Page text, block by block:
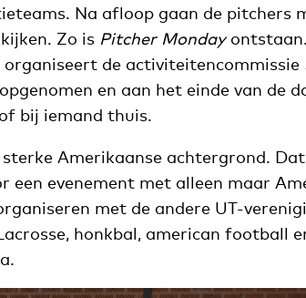
Na afloop gaan de pitchers
Zo is Pitcher Monday
de activiteitencommissie
en aan het einde van de
bij iemand thuis.
Amerikaanse achtergrond.
een evenement met alleen maar
met de andere UT-
honkbal, american football